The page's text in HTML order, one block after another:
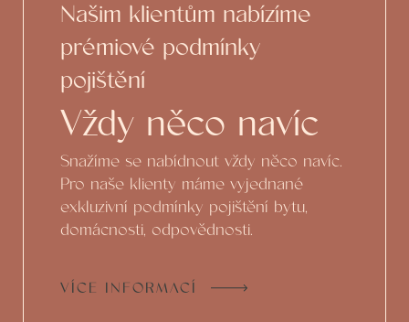
Našim klientům nabízíme
prémiové podmínky
pojištění
Vždy něco navíc
Snažíme se nabídnout vždy něco navíc.
Pro naše klienty máme vyjednané
exkluzivní podmínky pojištění bytu,
domácnosti, odpovědnosti.
VÍCE INFORMACÍ